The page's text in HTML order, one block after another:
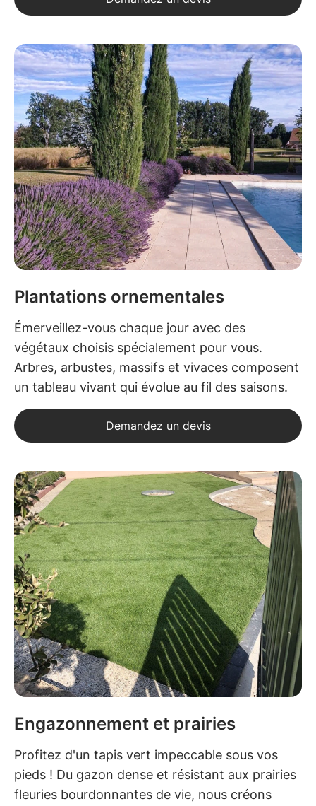
Plantations ornementales
Émerveillez-vous chaque jour avec des
végétaux choisis spécialement pour vous.
Arbres, arbustes, massifs et vivaces composent
un tableau vivant qui évolue au fil des saisons.
Demandez un devis
Engazonnement et prairies
Profitez d'un tapis vert impeccable sous vos
pieds ! Du gazon dense et résistant aux prairies
fleuries bourdonnantes de vie, nous créons